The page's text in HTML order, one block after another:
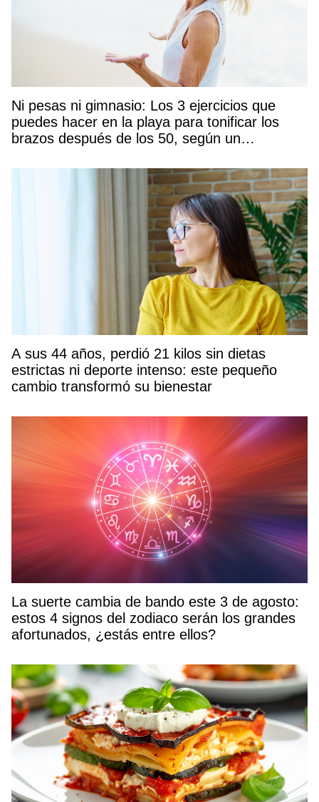
Ni pesas ni gimnasio: Los 3 ejercicios que
puedes hacer en la playa para tonificar los
brazos después de los 50, según un
A sus 44 años, perdió 21 kilos sin dietas
estrictas ni deporte intenso: este pequeño
cambio transformó su bienestar
La suerte cambia de bando este 3 de agosto:
estos 4 signos del zodiaco serán los grandes
afortunados, ¿estás entre ellos?